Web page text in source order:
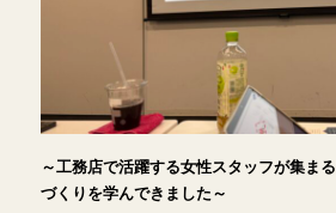
～工務店で活躍する女性スタッフが集ま
づくりを学んできました～